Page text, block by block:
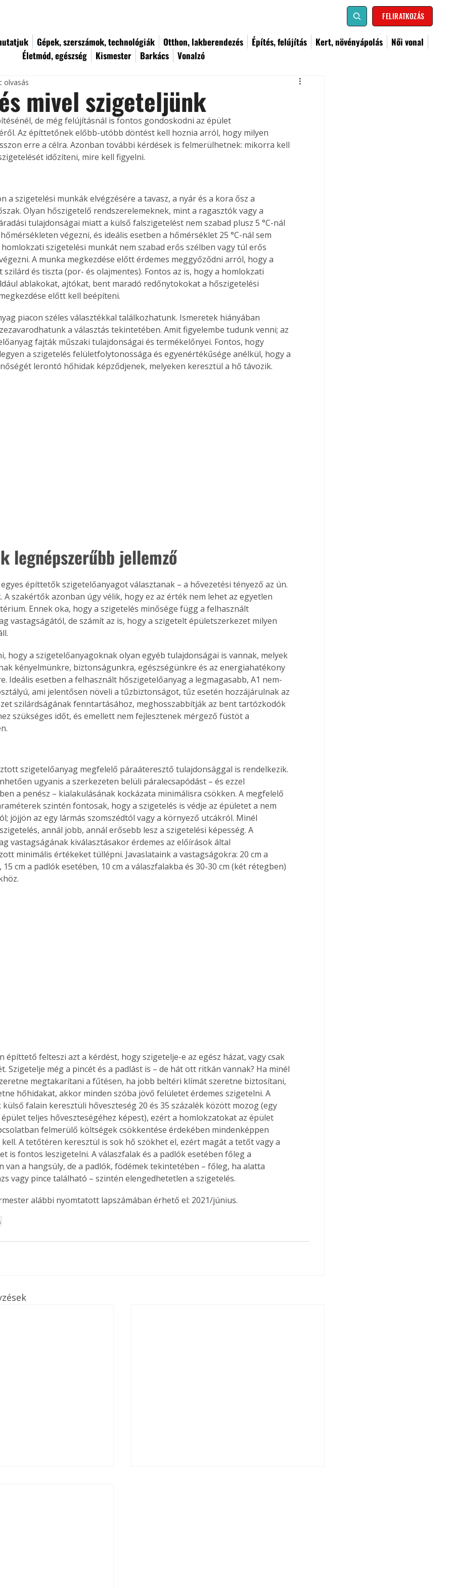
FELIRATKOZÁS
Gépek, szerszámok, technológiák Otthon, lakberendezés Építés, felújítás Kert, növényápolás
Női vonal
Életmód, egészség
Kismester Barkács Vonalzó
vagy
is
Bárhol,
élve
az
A
mivel szigeteljünk
olvasás
de még felújításnál is fontos gondoskodni az épület
Az építtetőnek előbb-utóbb döntést kell hoznia arról, hogy milyen
erre a célra. Azonban további kérdések is felmerülhetnek: mikorra kell
időzíteni, mire kell figyelni.
a szigetelési munkák elvégzésére a tavasz, a nyár és a kora ősz a
Olyan hőszigetelő rendszerelemeknek, mint a ragasztók vagy a
tulajdonságai miatt a külső falszigetelést nem szabad plusz 5 °C-nál
végezni, és ideális esetben a hőmérséklet 25 °C-nál sem
homlokzati szigetelési munkát nem szabad erős szélben vagy túl erős
A munka megkezdése előtt érdemes meggyőződni arról, hogy a
és tiszta (por- és olajmentes). Fontos az is, hogy a homlokzati
ablakokat, ajtókat, bent maradó redőnytokokat a hőszigetelési
előtt kell beépíteni.
piacon széles választékkal találkozhatunk. Ismeretek hiányában
a választás tekintetében. Amit figyelembe tudunk venni; az
fajták műszaki tulajdonságai és termékelőnyei. Fontos, hogy
a szigetelés felületfolytonossága és egyenértékűsége anélkül, hogy a
lerontó hőhidak képződjenek, melyeken keresztül a hő távozik.
legnépszerűbb jellemző
építtetők szigetelőanyagot választanak – a hővezetési tényező az ún.
A szakértők azonban úgy vélik, hogy ez az érték nem lehet az egyetlen
Ennek oka, hogy a szigetelés minősége függ a felhasznált
vastagságától, de számít az is, hogy a szigetelt épületszerkezet milyen
hogy a szigetelőanyagoknak olyan egyéb tulajdonságai is vannak, melyek
kényelmünkre, biztonságunkra, egészségünkre és az energiahatékony
Ideális esetben a felhasznált hőszigetelőanyag a legmagasabb, A1 nem-
ami jelentősen növeli a tűzbiztonságot, tűz esetén hozzájárulnak az
szilárdságának fenntartásához, meghosszabbítják az bent tartózkodók
szükséges időt, és emellett nem fejlesztenek mérgező füstöt a
szigetelőanyag megfelelő páraáteresztő tulajdonsággal is rendelkezik.
ugyanis a szerkezeten belüli páralecsapódást – és ezzel
a penész – kialakulásának kockázata minimálisra csökken. A megfelelő
szintén fontosak, hogy a szigetelés is védje az épületet a nem
jöjjön az egy lármás szomszédtól vagy a környező utcákról. Minél
annál jobb, annál erősebb lesz a szigetelési képesség. A
vastagságának kiválasztásakor érdemes az előírások által
minimális értékeket túllépni. Javaslataink a vastagságokra: 20 cm a
cm a padlók esetében, 10 cm a válaszfalakba és 30-30 cm (két rétegben)
építtető felteszi azt a kérdést, hogy szigetelje-e az egész házat, vagy csak
Szigetelje még a pincét és a padlást is – de hát ott ritkán vannak? Ha minél
megtakarítani a fűtésen, ha jobb beltéri klímát szeretne biztosítani,
hőhidakat, akkor minden szóba jövő felületet érdemes szigetelni. A
külső falain keresztüli hőveszteség 20 és 35 százalék között mozog (egy
teljes hőveszteségéhez képest), ezért a homlokzatokat az épület
felmerülő költségek csökkentése érdekében mindenképpen
A tetőtéren keresztül is sok hő szökhet el, ezért magát a tetőt vagy a
is fontos leszigetelni. A válaszfalak és a padlók esetében főleg a
van a hangsúly, de a padlók, födémek tekintetében – főleg, ha alatta
vagy pince található – szintén elengedhetetlen a szigetelés.
alábbi nyomtatott lapszámában érhető el: 2021/június.